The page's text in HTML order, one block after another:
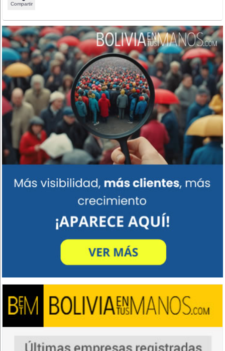
Compartir